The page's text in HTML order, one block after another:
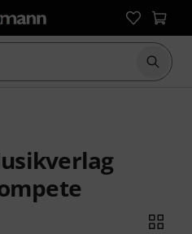
Suche